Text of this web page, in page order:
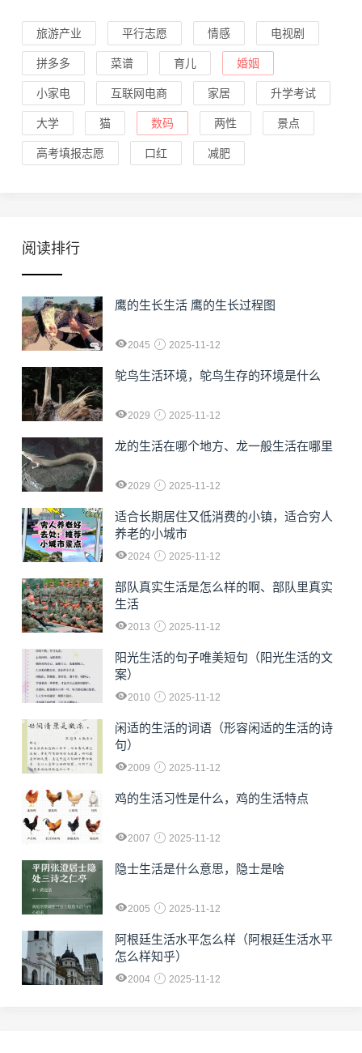
旅游产业 平行志愿 情感 电视剧
拼多多 菜谱 育儿 婚姻
小家电 互联网电商 家居 升学考试
大学 猫 数码 两性 景点
高考填报志愿 口红 减肥
阅读排行
鹰的生长生活 鹰的生长过程图
2045 2025-11-12
鸵鸟生活环境，鸵鸟生存的环境是什么
2029 2025-11-12
龙的生活在哪个地方、龙一般生活在哪里
2029 2025-11-12
适合长期居住又低消费的小镇，适合穷人
养老的小城市
2024 2025-11-12
部队真实生活是怎么样的啊、部队里真实
生活
2013 2025-11-12
阳光生活的句子唯美短句（阳光生活的文
案）
2010 2025-11-12
闲适的生活的词语（形容闲适的生活的诗
句）
2009 2025-11-12
鸡的生活习性是什么，鸡的生活特点
2007 2025-11-12
隐士生活是什么意思，隐士是啥
2005 2025-11-12
阿根廷生活水平怎么样（阿根廷生活水平
怎么样知乎）
2004 2025-11-12